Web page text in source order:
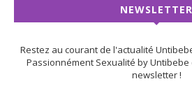
NEWSLETTER
Restez au courant de l'actualité
Passionnément Sexualité by
newsletter !